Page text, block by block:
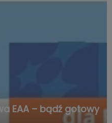
EAA – bądź gotowy